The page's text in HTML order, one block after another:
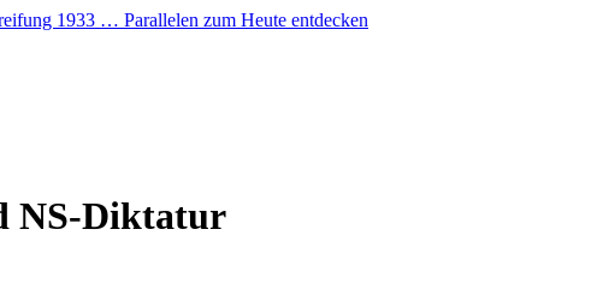
1933 … Parallelen zum Heute entdecken
NS-Diktatur